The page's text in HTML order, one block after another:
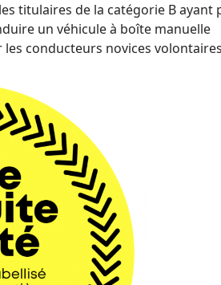
titulaires de la catégorie B ayant
un véhicule à boîte manuelle
conducteurs novices